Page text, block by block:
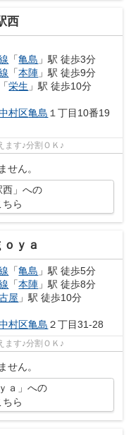
西
「亀島 」駅 徒歩3分
「本陣 」駅 徒歩9分
「栄生 」駅 徒歩10分
村区亀島 １丁目10番19
ます♪分割ＯＫ♪
せん。
西」への
ら
ｙａ
「亀島 」駅 徒歩5分
「本陣 」駅 徒歩8分
屋 」駅 徒歩10分
村区亀島 ２丁目31-28
ます♪分割ＯＫ♪
せん。
ａ」への
ら